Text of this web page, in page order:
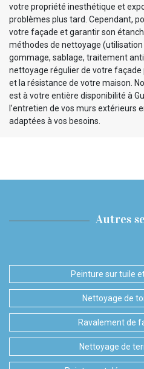
votre propriété inesthétique et
problèmes plus tard. Cependant,
votre façade et garantir son
méthodes de nettoyage
gommage, sablage, traitement
nettoyage régulier de votre
et la résistance de votre maison.
est à votre entière disponibilité à
l’entretien de vos murs extérieurs
adaptées à vos besoins.
Autres
Peinture sur tuile
Nettoyage de
Ravalement de
Nettoyage de